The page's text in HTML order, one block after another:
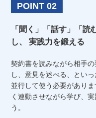
POINT 02
「聞く」「話す」「
し、
実践力を鍛える
契約書を読みながら相手
し、意見を述べる、とい
並行して使う必要があり
く連動させながら学び、
う。